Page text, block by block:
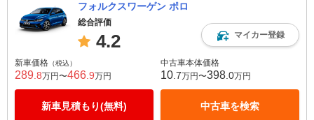
フォルクスワーゲン ポロ
総合評価
4.2 マイカー登録
新車価格 （税込）
289 .8万円〜466 .9万円
新車見積もり(無料)
中古車本体価格
10 .7万円〜398 .0万円
中古車を検索